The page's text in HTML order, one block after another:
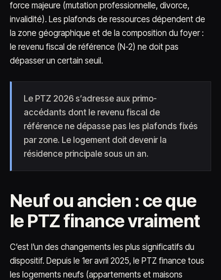
force majeure (mutation professionnelle, divorce,
invalidité). Les plafonds de ressources dépendent de
la zone géographique et de la composition du foyer :
le revenu fiscal de référence (N-2) ne doit pas
dépasser un certain seuil.
Le PTZ 2026 s’adresse aux primo-
accédants dont le revenu fiscal de
référence ne dépasse pas les plafonds fixés
par zone. Le logement doit devenir la
résidence principale sous un an.
Neuf ou ancien : ce que
le PTZ finance vraiment
C’est l’un des changements les plus significatifs du
dispositif. Depuis le 1er avril 2025, le PTZ finance tous
les logements neufs (appartements et maisons